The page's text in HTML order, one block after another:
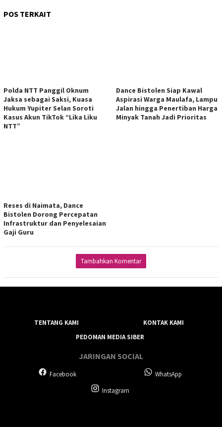
POS TERKAIT
Polda NTT Panggil Oknum
Jaksa sebagai Saksi, Kuasa
Hukum Yupiter Selan Soroti
Kasus Akun TikTok “Lika Liku
NTT”
Dance Bistolen Siap Kawal
Aspirasi Warga Maulafa, Lampu
Jalan hingga Penertiban Harga
Minyak Tanah Jadi Prioritas
Reses di Naimata, Dance
Bistolen Dorong Percepatan
Infrastruktur dan Penyelesaian
Gaji Guru
Tambahkan Komentar
TENTANG KAMI
KONTAK KAMI
PEDOMAN MEDIA SIBER
JARINGAN SOCIAL
Facebook
WhatsApp
Instagram